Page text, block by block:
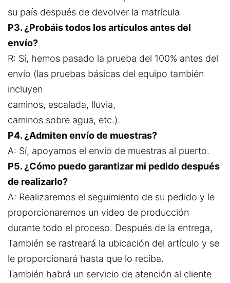
su país después de devolver la matrícula.
P3. ¿Probáis todos los artículos antes del
envío?
R: Sí, hemos pasado la prueba del 100% antes del
envío (las pruebas básicas del equipo también
incluyen
caminos, escalada, lluvia,
caminos sobre agua, etc.).
P4. ¿Admiten envío de muestras?
A: Sí, apoyamos el envío de muestras al puerto.
P5. ¿Cómo puedo garantizar mi pedido después
de realizarlo?
A: Realizaremos el seguimiento de su pedido y le
proporcionaremos un video de producción
durante todo el proceso. Después de la entrega,
También se rastreará la ubicación del artículo y se
le proporcionará hasta que lo reciba.
También habrá un servicio de atención al cliente